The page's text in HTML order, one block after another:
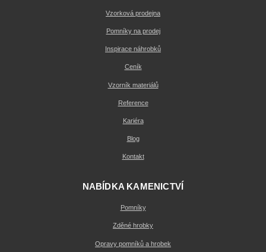
Vzorková prodejna
Pomníky na prodej
Inspirace náhrobků
Ceník
Vzorník materiálů
Reference
Kariéra
Blog
Kontakt
NABÍDKA KAMENICTVÍ
Pomníky
Zděné hrobky
Opravy pomníků a hrobek